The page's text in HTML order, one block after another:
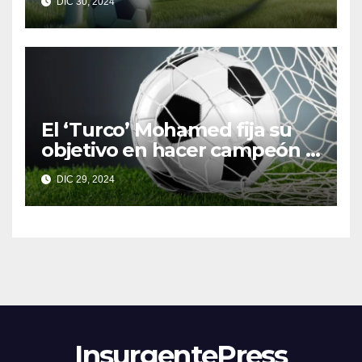
Fútbol
El ‘Turco’ Mohamed fija su
objetivo en hacer campeón a
Toluca
DIC 29, 2024